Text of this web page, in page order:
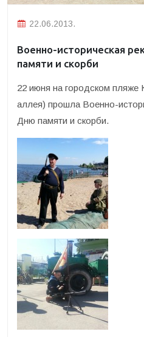
22.06.2013.
Военно-историческая
памяти и скорби
22 июня на городском пляже
аллея) прошла Военно-
Дню памяти и скорби.